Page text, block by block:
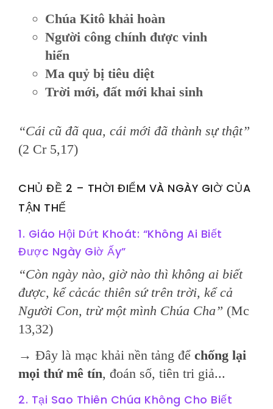
Chúa Kitô khải hoàn
Người công chính được vinh
hiển
Ma quỷ bị tiêu diệt
Trời mới, đất mới khai sinh
“Cái cũ đã qua, cái mới đã thành sự thật”
(2 Cr 5,17)
CHỦ ĐỀ 2 – THỜI ĐIỂM VÀ NGÀY GIỜ CỦA
TẬN THẾ
1. Giáo Hội Dứt Khoát: “Không Ai Biết
Được Ngày Giờ Ấy”
“Còn ngày nào, giờ nào thì không ai biết
được, kể cảcác thiên sứ trên trời, kể cả
Người Con, trừ một mình Chúa Cha” (Mc
13,32)
→ Đây là mạc khải nền tảng để chống lại
mọi thứ mê tín, đoán số, tiên tri giả...
2. Tại Sao Thiên Chúa Không Cho Biết